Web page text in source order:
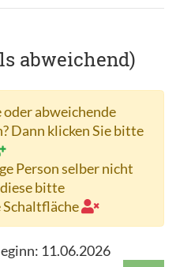
abweichend)
abweichende
Dann klicken Sie bitte
Person selber nicht
bitte
Schaltfläche
11.06.2026